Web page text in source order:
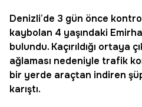
Denizli’de 3 gün önce
kaybolan 4 yaşındaki
bulundu. Kaçırıldığı ortaya
ağlaması nedeniyle trafik
bir yerde araçtan indiren
karıştı.